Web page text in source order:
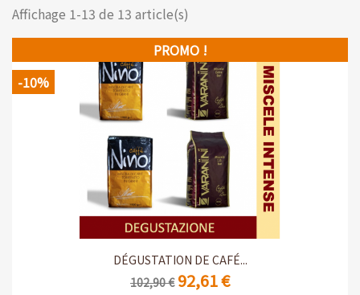
Affichage 1-13 de 13 article(s)
DÉGUSTATION DE CAFÉ...
102,90 € 92,61 €
PROMO !
-10%